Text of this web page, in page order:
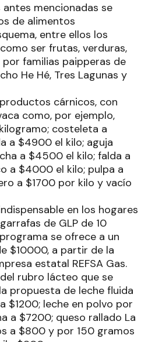
mencionadas se
de alimentos
entre ellos los
ser frutas, verduras,
familias paipperas de
He Hé, Tres Lagunas y
cárnicos, con
como, por ejemplo,
costeleta a
a $4900 el kilo; aguja
a $4500 el kilo; falda a
a $4000 el kilo; pulpa a
a $1700 por kilo y vacío
en los hogares
de GLP de 10
se ofrece a un
$10000, a partir de la
estatal REFSA Gas.
rubro lácteo que se
propuesta de leche fluida
$1200; leche en polvo por
a $7200; queso rallado La
a $800 y por 150 gramos